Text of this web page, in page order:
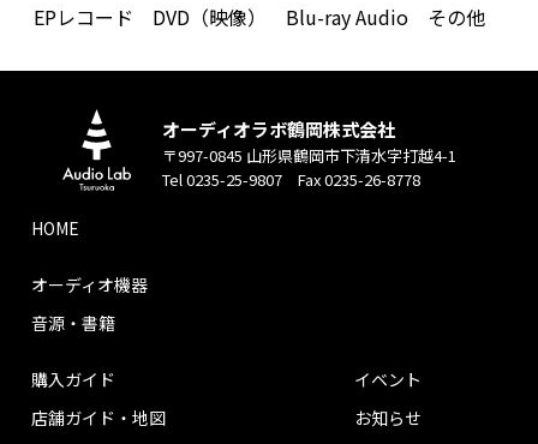
EPレコード
DVD（映像） Blu-ray Audio その他
オーディオラボ鶴岡株式会社
〒997-0845 山形県鶴岡市下清水字打越4-1
Tel 0235-25-9807 Fax 0235-26-8778
HOME
オーディオ機器
音源・書籍
購入ガイド
店舗ガイド・地図
イベント
お知らせ